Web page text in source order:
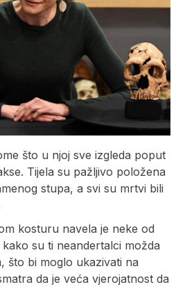
što u njoj sve izgleda poput
Tijela su pažljivo položena
stupa, a svi su mrtvi bili
kosturu navela je neke od
su ti neandertalci možda
što bi moglo ukazivati na
da je veća vjerojatnost da